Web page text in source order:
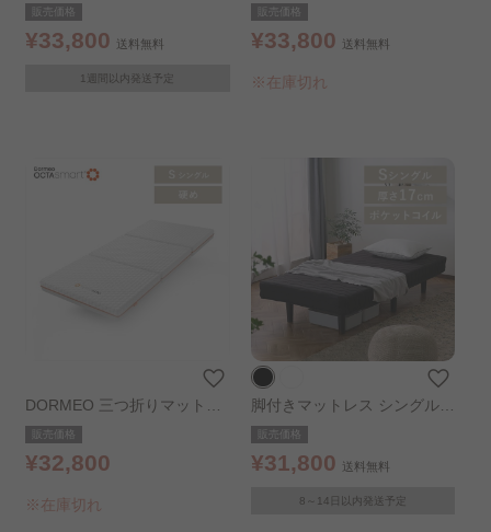
ダブル【季節に合わせて両面
使えるカバー】
販売価格
¥33,800 送料無料
1週間以内発送予定
レス 厚さ23cm 硬め セミダ
ブル ホワイト
販売価格
¥33,800 送料無料
※在庫切れ
DORMEO 三つ折りマットレ
ス(かため）S
販売価格
¥32,800
※在庫切れ
脚付きマットレス シングル
ポケットコイル ブラック
販売価格
¥31,800 送料無料
8～14日以内発送予定